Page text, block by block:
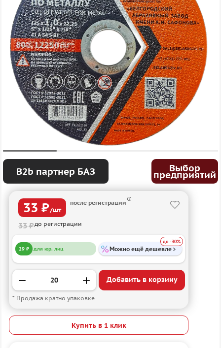
B2b партнер БАЗ Выбор
предприятий
33 ₽/шт
после регистрации
33 ₽до регистрации
29 ₽ для юр. лиц Можно ещё дешевле
до -30%
Добавить в корзину
* Продажа кратно упаковке
Купить в 1 клик